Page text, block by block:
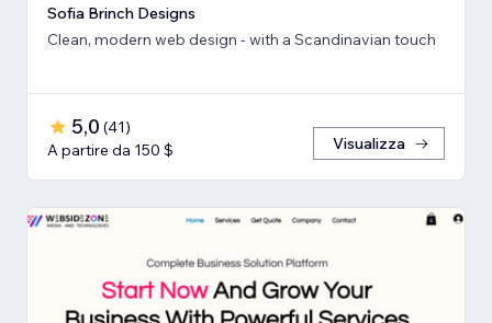
Sofia Brinch Designs
Clean, modern web design - with a Scandinavian touch
5,0 (41)
A partire da 150 $
Visualizza